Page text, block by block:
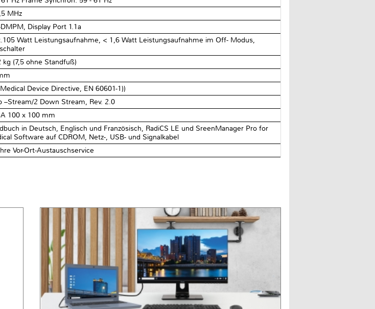
MHz
Display Port 1.1a
Watt Leistungsaufnahme, < 1,6 Watt Leistungsaufnahme im Off- Modus,
kg (7,5 ohne Standfuß)
Device Directive, EN 60601-1))
–Stream/2 Down Stream, Rev. 2.0
100 x 100 mm
in Deutsch, Englisch und Französisch, RadiCS LE und SreenManager Pro for
Software auf CDROM, Netz-, USB- und Signalkabel
Vor-Ort-Austauschservice